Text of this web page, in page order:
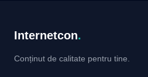
Internetcon.
Conținut de calitate pentru tine.